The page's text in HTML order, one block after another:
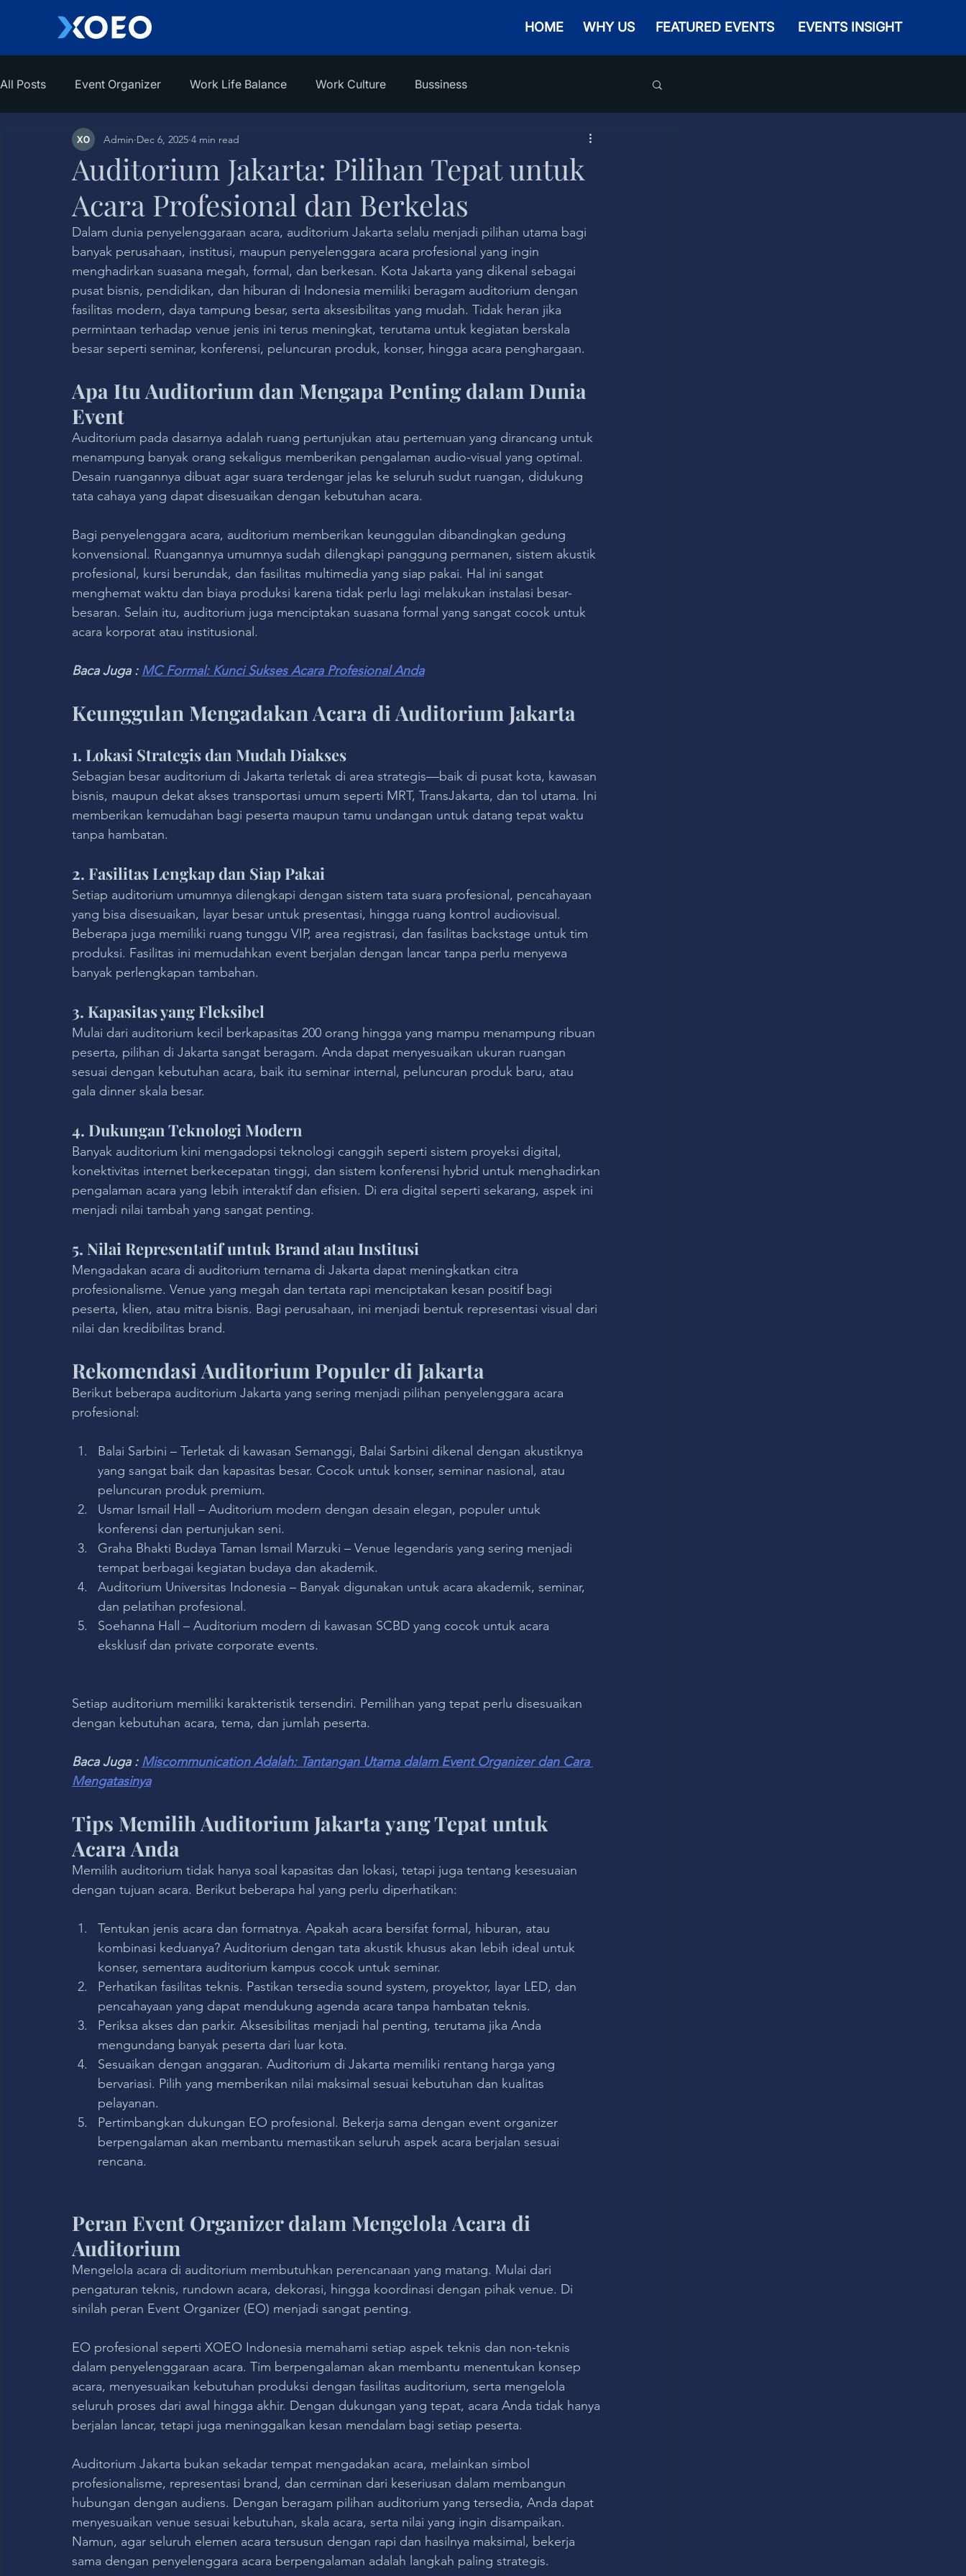
HOME WHY US FEATURED EVENTS EVENTS INSIGHT
All Posts Event Organizer Work Life Balance Work Culture Bussiness
Auditorium Jakarta: Pilihan Tepat untuk
Acara Profesional dan Berkelas
Admin Dec 6, 2025 4 min read
Dalam dunia penyelenggaraan acara, auditorium Jakarta selalu menjadi pilihan utama bagi
banyak perusahaan, institusi, maupun penyelenggara acara profesional yang ingin
menghadirkan suasana megah, formal, dan berkesan. Kota Jakarta yang dikenal sebagai
pusat bisnis, pendidikan, dan hiburan di Indonesia memiliki beragam auditorium dengan
fasilitas modern, daya tampung besar, serta aksesibilitas yang mudah. Tidak heran jika
permintaan terhadap venue jenis ini terus meningkat, terutama untuk kegiatan berskala
besar seperti seminar, konferensi, peluncuran produk, konser, hingga acara penghargaan.
Apa Itu Auditorium dan Mengapa Penting dalam Dunia
Event
Auditorium pada dasarnya adalah ruang pertunjukan atau pertemuan yang dirancang untuk
menampung banyak orang sekaligus memberikan pengalaman audio-visual yang optimal.
Desain ruangannya dibuat agar suara terdengar jelas ke seluruh sudut ruangan, didukung
tata cahaya yang dapat disesuaikan dengan kebutuhan acara.
Bagi penyelenggara acara, auditorium memberikan keunggulan dibandingkan gedung
konvensional. Ruangannya umumnya sudah dilengkapi panggung permanen, sistem akustik
profesional, kursi berundak, dan fasilitas multimedia yang siap pakai. Hal ini sangat
menghemat waktu dan biaya produksi karena tidak perlu lagi melakukan instalasi besar-
besaran. Selain itu, auditorium juga menciptakan suasana formal yang sangat cocok untuk
acara korporat atau institusional.
Baca Juga : MC Formal: Kunci Sukses Acara Profesional Anda
Keunggulan Mengadakan Acara di Auditorium Jakarta
1. Lokasi Strategis dan Mudah Diakses
Sebagian besar auditorium di Jakarta terletak di area strategis—baik di pusat kota, kawasan
bisnis, maupun dekat akses transportasi umum seperti MRT, TransJakarta, dan tol utama. Ini
memberikan kemudahan bagi peserta maupun tamu undangan untuk datang tepat waktu
tanpa hambatan.
2. Fasilitas Lengkap dan Siap Pakai
Setiap auditorium umumnya dilengkapi dengan sistem tata suara profesional, pencahayaan
yang bisa disesuaikan, layar besar untuk presentasi, hingga ruang kontrol audiovisual.
Beberapa juga memiliki ruang tunggu VIP, area registrasi, dan fasilitas backstage untuk tim
produksi. Fasilitas ini memudahkan event berjalan dengan lancar tanpa perlu menyewa
banyak perlengkapan tambahan.
3. Kapasitas yang Fleksibel
Mulai dari auditorium kecil berkapasitas 200 orang hingga yang mampu menampung ribuan
peserta, pilihan di Jakarta sangat beragam. Anda dapat menyesuaikan ukuran ruangan
sesuai dengan kebutuhan acara, baik itu seminar internal, peluncuran produk baru, atau
gala dinner skala besar.
4. Dukungan Teknologi Modern
Banyak auditorium kini mengadopsi teknologi canggih seperti sistem proyeksi digital,
konektivitas internet berkecepatan tinggi, dan sistem konferensi hybrid untuk menghadirkan
pengalaman acara yang lebih interaktif dan efisien. Di era digital seperti sekarang, aspek ini
menjadi nilai tambah yang sangat penting.
5. Nilai Representatif untuk Brand atau Institusi
Mengadakan acara di auditorium ternama di Jakarta dapat meningkatkan citra
profesionalisme. Venue yang megah dan tertata rapi menciptakan kesan positif bagi
peserta, klien, atau mitra bisnis. Bagi perusahaan, ini menjadi bentuk representasi visual dari
nilai dan kredibilitas brand.
Rekomendasi Auditorium Populer di Jakarta
Berikut beberapa auditorium Jakarta yang sering menjadi pilihan penyelenggara acara
profesional:
Balai Sarbini – Terletak di kawasan Semanggi, Balai Sarbini dikenal dengan akustiknya
yang sangat baik dan kapasitas besar. Cocok untuk konser, seminar nasional, atau
peluncuran produk premium.
Usmar Ismail Hall – Auditorium modern dengan desain elegan, populer untuk
konferensi dan pertunjukan seni.
Graha Bhakti Budaya Taman Ismail Marzuki – Venue legendaris yang sering menjadi
tempat berbagai kegiatan budaya dan akademik.
Auditorium Universitas Indonesia – Banyak digunakan untuk acara akademik, seminar,
dan pelatihan profesional.
Soehanna Hall – Auditorium modern di kawasan SCBD yang cocok untuk acara
eksklusif dan private corporate events.
Setiap auditorium memiliki karakteristik tersendiri. Pemilihan yang tepat perlu disesuaikan
dengan kebutuhan acara, tema, dan jumlah peserta.
Baca Juga : Miscommunication Adalah: Tantangan Utama dalam Event Organizer dan Cara
Mengatasinya
Tips Memilih Auditorium Jakarta yang Tepat untuk
Acara Anda
Memilih auditorium tidak hanya soal kapasitas dan lokasi, tetapi juga tentang kesesuaian
dengan tujuan acara. Berikut beberapa hal yang perlu diperhatikan:
Tentukan jenis acara dan formatnya. Apakah acara bersifat formal, hiburan, atau
kombinasi keduanya? Auditorium dengan tata akustik khusus akan lebih ideal untuk
konser, sementara auditorium kampus cocok untuk seminar.
Perhatikan fasilitas teknis. Pastikan tersedia sound system, proyektor, layar LED, dan
pencahayaan yang dapat mendukung agenda acara tanpa hambatan teknis.
Periksa akses dan parkir. Aksesibilitas menjadi hal penting, terutama jika Anda
mengundang banyak peserta dari luar kota.
Sesuaikan dengan anggaran. Auditorium di Jakarta memiliki rentang harga yang
bervariasi. Pilih yang memberikan nilai maksimal sesuai kebutuhan dan kualitas
pelayanan.
Pertimbangkan dukungan EO profesional. Bekerja sama dengan event organizer
berpengalaman akan membantu memastikan seluruh aspek acara berjalan sesuai
rencana.
Peran Event Organizer dalam Mengelola Acara di
Auditorium
Mengelola acara di auditorium membutuhkan perencanaan yang matang. Mulai dari
pengaturan teknis, rundown acara, dekorasi, hingga koordinasi dengan pihak venue. Di
sinilah peran Event Organizer (EO) menjadi sangat penting.
EO profesional seperti XOEO Indonesia memahami setiap aspek teknis dan non-teknis
dalam penyelenggaraan acara. Tim berpengalaman akan membantu menentukan konsep
acara, menyesuaikan kebutuhan produksi dengan fasilitas auditorium, serta mengelola
seluruh proses dari awal hingga akhir. Dengan dukungan yang tepat, acara Anda tidak hanya
berjalan lancar, tetapi juga meninggalkan kesan mendalam bagi setiap peserta.
Auditorium Jakarta bukan sekadar tempat mengadakan acara, melainkan simbol
profesionalisme, representasi brand, dan cerminan dari keseriusan dalam membangun
hubungan dengan audiens. Dengan beragam pilihan auditorium yang tersedia, Anda dapat
menyesuaikan venue sesuai kebutuhan, skala acara, serta nilai yang ingin disampaikan.
Namun, agar seluruh elemen acara tersusun dengan rapi dan hasilnya maksimal, bekerja
sama dengan penyelenggara acara berpengalaman adalah langkah paling strategis.